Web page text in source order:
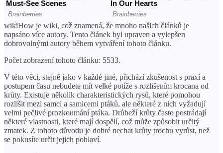
wikiHow je wiki, což znamená, že mnoho našich článků je
napsáno více autory. Tento článek byl upraven a vylepšen
dobrovolnými autory během vytváření tohoto článku.
Počet zobrazení tohoto článku: 5533.
V této věci, stejně jako v každé jiné, přichází zkušenost s praxí a
postupem času nebudete mít velké potíže s rozlišením krocana od
krůty. Existuje několik charakteristických rysů, které pomohou
rozlišit mezi samci a samicemi ptáků, ale některé z nich vyžadují
velmi pečlivé prozkoumání ptáka. Drůbeží krůty často postrádají
některé vlastnosti, které mají dospělí, což může způsobit určitý
zmatek. Z tohoto důvodu je dobré nechat krůty trochu vyrůst, než
se pokusíte určit jejich pohlaví.